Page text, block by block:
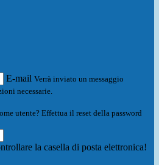
E-mail Verrà inviato un messaggio
necessarie.
utente? Effettua il reset della password
la casella di posta elettronica!